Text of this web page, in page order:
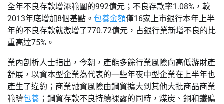
全年不良存款增添範圍的992億元；不良存款率1.08%，較
2013年底增加8個基點。 包養金額僅16家上市銀行本年上半
年的不良存款就激增了770.72億元，占銀行業新增不良的比
重高達75%。
業內剖析人士指出，今朝，產能多餘行業風險向高低游財產
舒展，以資本型企業為代表的一些年夜中型企業在上半年也
產生了違約；商業融資風險由鋼貿擴大到其他大批商品商業
範疇包養 ；鋼貿存款不良持續裸露的同時，煤炭、銅和鐵礦